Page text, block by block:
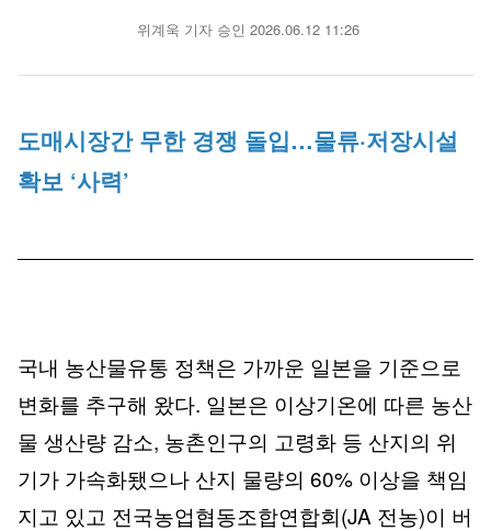
위계욱 기자승인 2026.06.12 11:26
도매시장간 무한 경쟁 돌입…물류·저장시설
확보 ‘사력’
국내 농산물유통 정책은 가까운 일본을 기준으로
변화를 추구해 왔다. 일본은 이상기온에 따른 농산
물 생산량 감소, 농촌인구의 고령화 등 산지의 위
기가 가속화됐으나 산지 물량의 60% 이상을 책임
지고 있고 전국농업협동조합연합회(JA 전농)이 버